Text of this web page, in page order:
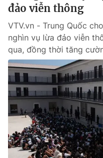
đảo viễn thông
VTV.vn - Trung Quốc
nghìn vụ lừa đảo viễn
qua, đồng thời tăng